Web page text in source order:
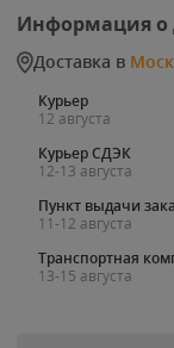
Информация о
Доставка в
Курьер
12 августа
Курьер СДЭК
12-13 августа
Пункт выдачи
11-12 августа
Транспортная
13-15 августа